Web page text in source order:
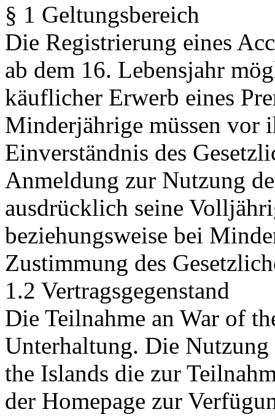
§ 1 Geltungsbereich
Die Registrierung eines
ab dem 16. Lebensjahr
käuflicher Erwerb eines
Minderjährige müssen vor
Einverständnis des
Anmeldung zur Nutzung
ausdrücklich seine
beziehungsweise bei
Zustimmung des
1.2 Vertragsgegenstand
Die Teilnahme an War of
Unterhaltung. Die
the Islands die zur
der Homepage zur